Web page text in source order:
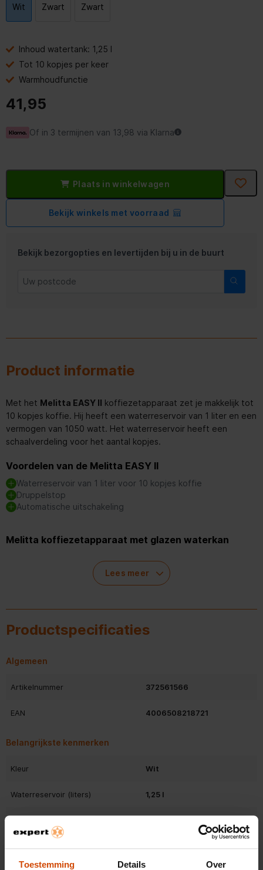
Toestemming Details Over
Wit Zwart Zwart
Inhoud watertank: 1,25 l
Tot 10 kopjes per keer
Warmhoudfunctie
41,95
Of in 3 termijnen van 13,98 via Klarna
Plaats in winkelwagen
Bekijk winkels met voorraad
Bekijk bezorgopties en levertijden bij u in de buurt
Product informatie
Met het Melitta EASY II koffiezetapparaat zet je makkelijk tot
10 kopjes koffie. Hij heeft een waterreservoir van 1 liter en een
vermogen van 1050 watt. Het waterreservoir heeft een
schaalverdeling voor het aantal kopjes.
Voordelen van de Melitta EASY II
Waterreservoir van 1 liter voor 10 kopjes koffie
Druppelstop
Automatische uitschakeling
Melitta koffiezetapparaat met glazen waterkan
Het koffiezetapparaat is eenvoudig schoon te maken. Het
zwenkfilter is uitneembaar en kan in de vaatwasser. Ook het
filter en andere onderdelen zijn schoon te maken in de
Lees meer
Productspecificaties
Algemeen
Artikelnummer 372561566
EAN 4006508218721
Belangrijkste kenmerken
Kleur Wit
Waterreservoir (liters) 1,25 l
zetten